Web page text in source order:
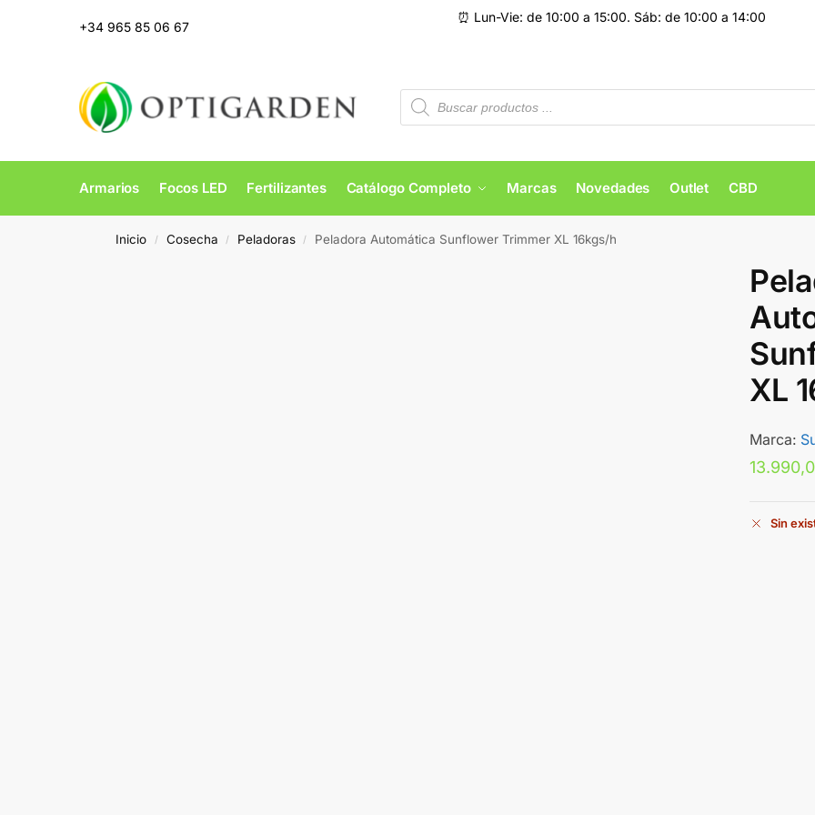
+34 965 85 06 67
⏰ Lun-Vie: de 10:00 a 15:00. Sáb: de 10:00 a 14:00
Armarios Focos LED Fertilizantes Catálogo Completo Marcas Novedades Outlet CBD
Inicio / Cosecha / Peladoras / Peladora Automática Sunflower Trimmer XL 16kgs/h
XL
Marca:
Sin